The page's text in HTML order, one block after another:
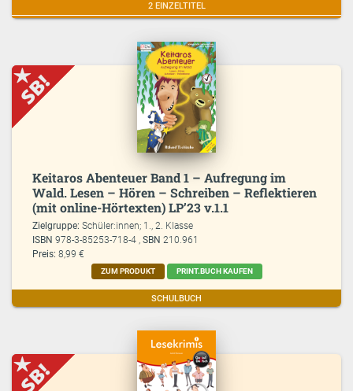
2 EINZELTITEL
Keitaros Abenteuer Band 1 – Aufregung im
Wald. Lesen – Hören – Schreiben – Reflektieren
(mit online-Hörtexten) LP’23 v.1.1
Zielgruppe:Schüler:innen; 1., 2. Klasse
ISBN978-3-85253-718-4 ,SBN210.961
Preis: 8,99 €
ZUM PRODUKT PRINT.BUCH KAUFEN
SCHULBUCH